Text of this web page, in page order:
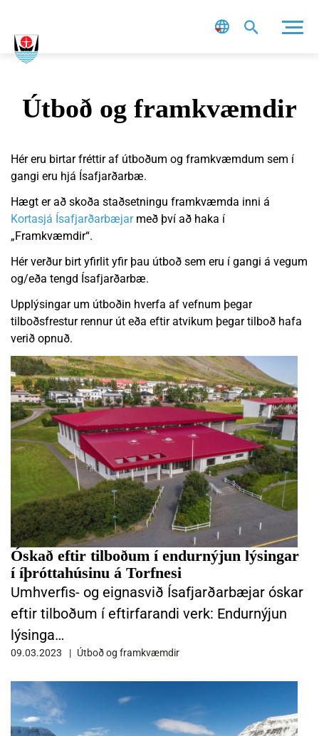
Útboð og framkvæmdir
Hér eru birtar fréttir af útboðum og framkvæmdum sem í
gangi eru hjá Ísafjarðarbæ.
Hægt er að skoða staðsetningu framkvæmda inni á
Kortasjá Ísafjarðarbæjarmeð því að haka í
„Framkvæmdir“.
Hér verður birt yfirlit yfir þau útboð sem eru í gangi á vegum
og/eða tengd Ísafjarðarbæ.
Upplýsingar um útboðin hverfa af vefnum þegar
tilboðsfrestur rennur út eða eftir atvikum þegar tilboð hafa
verið opnuð.
Óskað eftir tilboðum í endurnýjun lýsingar
í íþróttahúsinu á Torfnesi
Umhverfis- og eignasvið Ísafjarðarbæjar óskar
eftir tilboðum í eftirfarandi verk: Endurnýjun
lýsinga…
09.03.2023 Útboð og framkvæmdir
LESA FRÉTTINA ÓSKAÐ EFTIR TILBOÐUM Í ENDURNÝJUN
LESA FRÉTTINA VERÐFYRIRSPURN: SNJÓMOKSTUR Á